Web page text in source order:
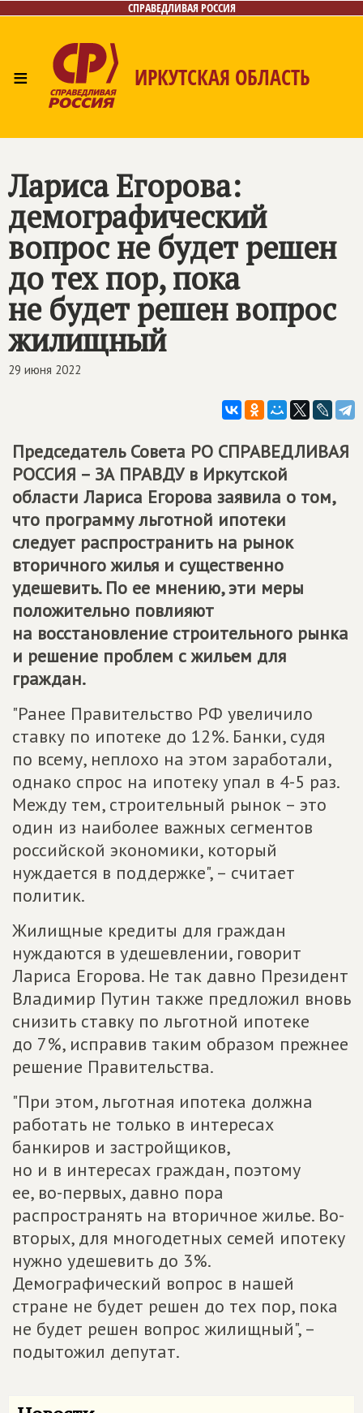
СПРАВЕДЛИВАЯ РОССИЯ
≡ ИРКУТСКАЯ ОБЛАСТЬ
Интернет-приёмная
Лариса Егорова:
демографический
вопрос не будет решен
до тех пор, пока
не будет решен вопрос
жилищный
29 июня 2022
Председатель Совета РО СПРАВЕДЛИВАЯ
РОССИЯ – ЗА ПРАВДУ в Иркутской
области Лариса Егорова заявила о том,
что программу льготной ипотеки
следует распространить на рынок
вторичного жилья и существенно
удешевить. По ее мнению, эти меры
положительно повлияют
на восстановление строительного рынка
и решение проблем с жильем для
граждан.
"Ранее Правительство РФ увеличило
ставку по ипотеке до 12%. Банки, судя
по всему, неплохо на этом заработали,
однако спрос на ипотеку упал в 4-5 раз.
Между тем, строительный рынок – это
один из наиболее важных сегментов
российской экономики, который
нуждается в поддержке", – считает
политик.
Жилищные кредиты для граждан
нуждаются в удешевлении, говорит
Лариса Егорова. Не так давно Президент
Владимир Путин также предложил вновь
снизить ставку по льготной ипотеке
до 7%, исправив таким образом прежнее
решение Правительства.
"При этом, льготная ипотека должна
работать не только в интересах
банкиров и застройщиков,
но и в интересах граждан, поэтому
ее, во-первых, давно пора
распространять на вторичное жилье. Во-
вторых, для многодетных семей ипотеку
нужно удешевить до 3%.
Демографический вопрос в нашей
стране не будет решен до тех пор, пока
не будет решен вопрос жилищный", –
подытожил депутат.